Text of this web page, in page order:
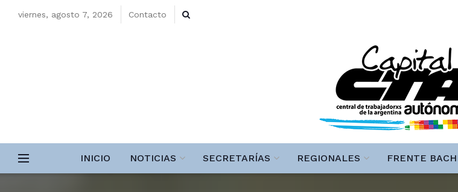
viernes, agosto 7, 2026 Contacto
INICIO NOTICIAS SECRETARÍAS REGIONALES FRENTE